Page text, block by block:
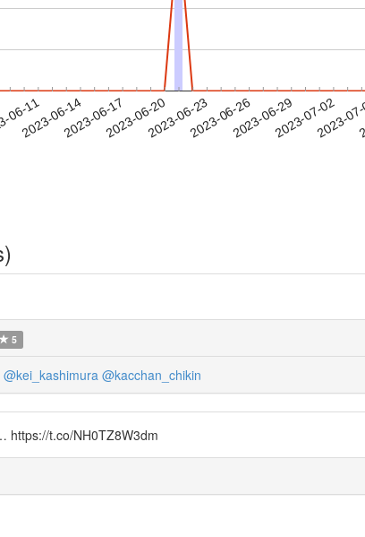
06-11
2023-06-142023-06-172023-06-202023-06-232023-06-262023-06-292023-07-02
2023-
5
@kei_kashimura @kacchan_chikin
https://t.co/NH0TZ8W3dm